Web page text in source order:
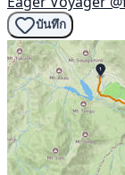
บันทึก